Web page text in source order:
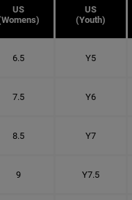
US
US
(Youth)
6.5 Y5
7.5 Y6
8.5 Y7
9 Y7.5